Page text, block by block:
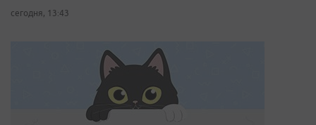
сегодня, 13:43